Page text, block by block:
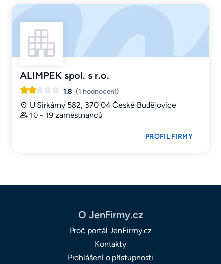
ALIMPEK spol. s r.o.
1.8 (1 hodnocení)
U Sirkárny 582, 370 04 České Budějovice
10 - 19 zaměstnanců
PROFIL FIRMY
O JenFirmy.cz
Proč portál JenFirmy.cz
Kontakty
Prohlášení o přístupnosti